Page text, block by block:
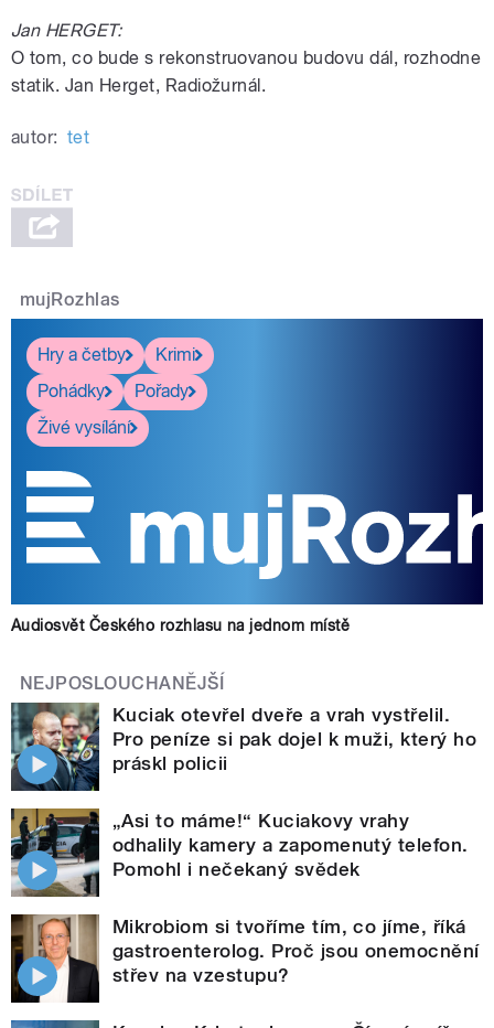
Jan HERGET:
O tom, co bude s rekonstruovanou budovu dál, rozhodne
statik. Jan Herget, Radiožurnál.
autor: tet
mujRozhlas
Hry a četby
Krimi
Pohádky
Pořady
Živé vysílání
Audiosvět Českého rozhlasu na jednom místě
NEJPOSLOUCHANĚJŠÍ
Kuciak otevřel dveře a vrah vystřelil.
Pro peníze si pak dojel k muži, který ho
práskl policii
„Asi to máme!“ Kuciakovy vrahy
odhalily kamery a zapomenutý telefon.
Pomohl i nečekaný svědek
Mikrobiom si tvoříme tím, co jíme, říká
gastroenterolog. Proč jsou onemocnění
střev na vzestupu?